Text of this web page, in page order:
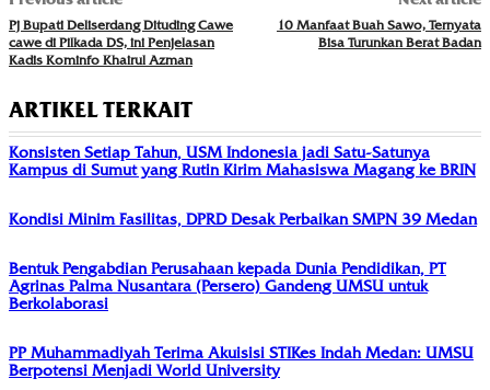
Pj Bupati Deliserdang Dituding Cawe
cawe di Pilkada DS, ini Penjelasan
Kadis Kominfo Khairul Azman
10 Manfaat Buah Sawo, Ternyata
Bisa Turunkan Berat Badan
ARTIKEL TERKAIT
Konsisten Setiap Tahun, USM Indonesia jadi Satu-Satunya
Kampus di Sumut yang Rutin Kirim Mahasiswa Magang ke BRIN
Kondisi Minim Fasilitas, DPRD Desak Perbaikan SMPN 39 Medan
Bentuk Pengabdian Perusahaan kepada Dunia Pendidikan, PT
Agrinas Palma Nusantara (Persero) Gandeng UMSU untuk
Berkolaborasi
PP Muhammadiyah Terima Akuisisi STIKes Indah Medan: UMSU
Berpotensi Menjadi World University